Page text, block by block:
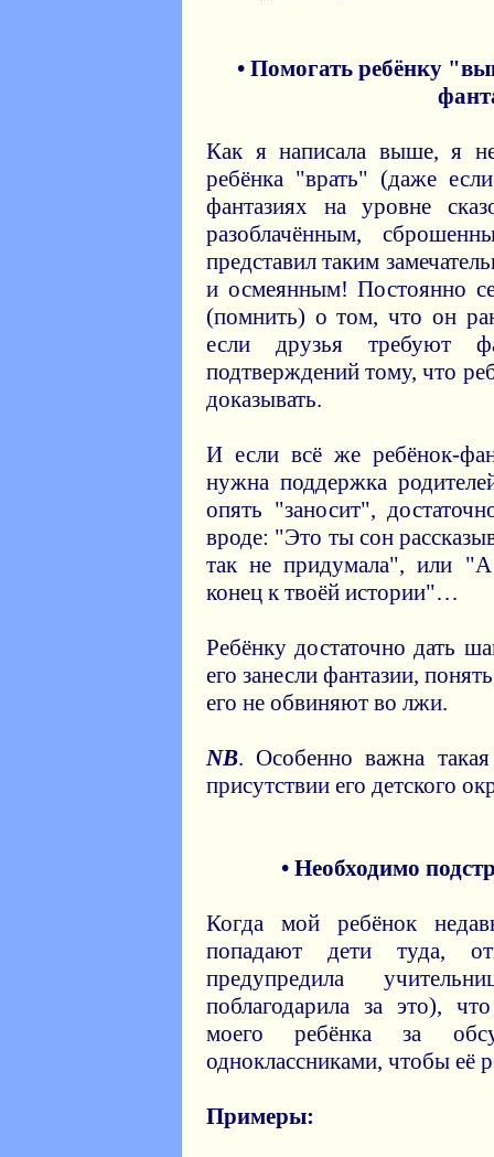
• Помогать ребёнку
Как я написала выше, я
ребёнка "врать" (даже
фантазиях на уровне
разоблачённым,
представил таким
и осмеянным! Постоянно
(помнить) о том, что он
если друзья требуют
подтверждений тому, что
доказывать.
И если всё же ребёнок-
нужна поддержка
опять "заносит",
вроде: "Это ты сон
так не придумала", или
конец к твоёй истории"…
Ребёнку достаточно дать
его занесли фантазии,
его не обвиняют во лжи.
NB. Особенно важна
присутствии его детского
• Необходимо
Когда мой ребёнок
попадают дети туда,
предупредила
поблагодарила за это),
моего ребёнка за
одноклассниками, чтобы её
Примеры: